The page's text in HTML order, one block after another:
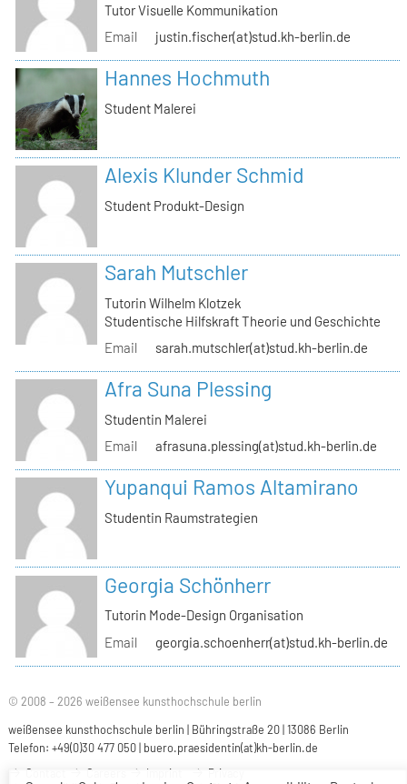
Tutor Visuelle Kommunikation
Email
justin.fischer(at)stud.kh-berlin.de
Hannes Hochmuth
Student Malerei
Alexis Klunder Schmid
Student Produkt-Design
Sarah Mutschler
Tutorin Wilhelm Klotzek
Studentische Hilfskraft Theorie und Geschichte
Email
sarah.mutschler(at)stud.kh-berlin.de
Afra Suna Plessing
Studentin Malerei
Email
afrasuna.plessing(at)stud.kh-berlin.de
Yupanqui Ramos Altamirano
Studentin Raumstrategien
Georgia Schönherr
Tutorin Mode-Design Organisation
Email
georgia.schoenherr(at)stud.kh-berlin.de
© 2008 – 2026 weißensee kunsthochschule berlin
weißensee kunsthochschule berlin | Bühringstraße 20 | 13086 Berlin
Telefon: +49(0)30 477 050 | buero.praesidentin(at)kh-berlin.de
Contact
Careers Imprint
Privacy